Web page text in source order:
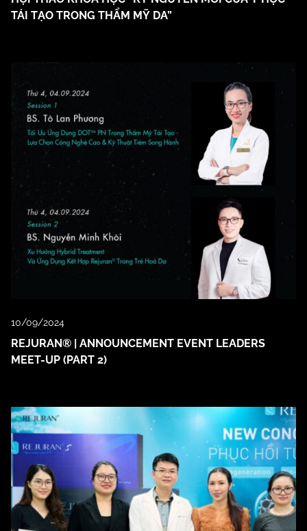
TÁI TẠO TRONG THẨM MỸ DA”
10/09/2024
REJURAN® | ANNOUNCEMENT EVENT LEADERS
MEET-UP (PART 2)